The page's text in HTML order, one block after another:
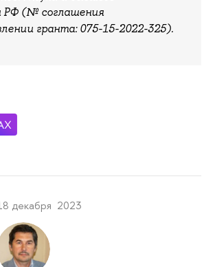
РФ (№ соглашения
гранта: 075-15-2022-325).
декабря 2023